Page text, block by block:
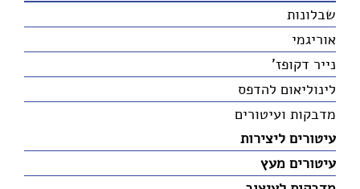
שבלונות
אוריגמי
נייר דקופז'
לינוליאום להדפס
מדבקות ועיטורים
עיטורים ליצירות
עיטורים מעץ